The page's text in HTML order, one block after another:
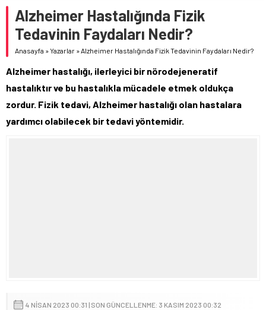
Alzheimer Hastalığında Fizik
Tedavinin Faydaları Nedir?
Anasayfa »Yazarlar »Alzheimer Hastalığında Fizik Tedavinin Faydaları Nedir?
Alzheimer hastalığı, ilerleyici bir nörodejeneratif
hastalıktır ve bu hastalıkla mücadele etmek oldukça
zordur. Fizik tedavi, Alzheimer hastalığı olan hastalara
yardımcı olabilecek bir tedavi yöntemidir.
4 NISAN 2023 00:31 | SON GÜNCELLENME: 3 KASIM 2023 00:32